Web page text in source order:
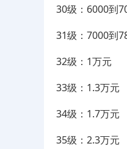
30级：6000到
31级：7000到
32级：1万元
33级：1.3万元
34级：1.7万元
35级：2.3万元